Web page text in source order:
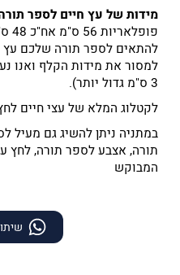
מידות של עץ חיים לספר
להתאים לספר תורה שלכם עץ
3 ס"מ גדול יותר).
לקטלוג המלא של עצי חיים
במתניה ניתן להשיג גם מעיל
תורה, אצבע לספר תורה,לחץ
המבוקש